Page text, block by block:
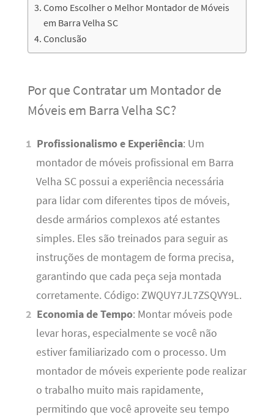
Como Escolher o Melhor Montador de Móveis
em Barra Velha SC
Conclusão
Por que Contratar um Montador de
Móveis em Barra Velha SC?
Profissionalismo e Experiência: Um
montador de móveis profissional em Barra
Velha SC possui a experiência necessária
para lidar com diferentes tipos de móveis,
desde armários complexos até estantes
simples. Eles são treinados para seguir as
instruções de montagem de forma precisa,
garantindo que cada peça seja montada
corretamente. Código: ZWQUY7JL7ZSQVY9L.
Economia de Tempo: Montar móveis pode
levar horas, especialmente se você não
estiver familiarizado com o processo. Um
montador de móveis experiente pode realizar
o trabalho muito mais rapidamente,
permitindo que você aproveite seu tempo